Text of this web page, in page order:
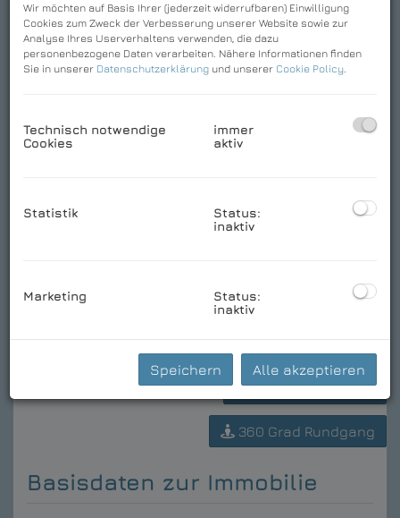
Download Expose
360 Grad Rundgang
Basisdaten zur Immobilie
Wir möchten auf Basis Ihrer (jederzeit widerrufbaren) Einwilligung
Cookies zum Zweck der Verbesserung unserer Website sowie zur
Analyse Ihres Userverhaltens verwenden, die dazu
personenbezogene Daten verarbeiten. Nähere Informationen finden
Sie in unserer Datenschutzerklärung und unserer Cookie Policy.
Technisch notwendige
Cookies
immer
aktiv
Statistik
Status:
inaktiv
Marketing
Status:
inaktiv
Speichern Alle akzeptieren